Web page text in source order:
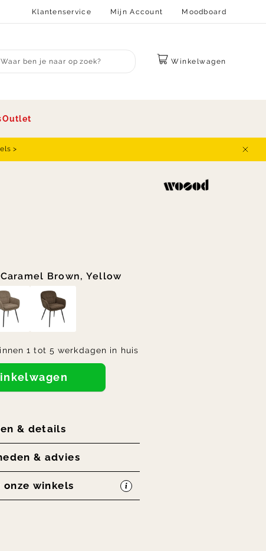
Klantenservice Mijn Account Moodboard
search
Winkelwagen
Outlet
>
Caramel Brown, Yellow
1 tot 5 werkdagen in huis
& details
& advies
onze winkels